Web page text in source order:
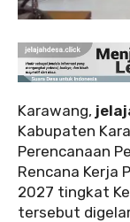
Karawang,
Kabupaten
Perencanaan
Rencana Kerja
2027 tingkat
tersebut